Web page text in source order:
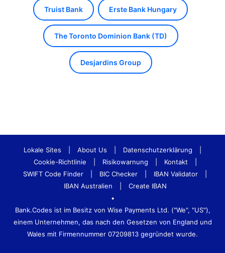
Truist Bank Erste Bank Hungary
The Toronto Dominion Bank (TD)
Desjardins Group
Lokale Sites About Us Datenschutzerklärung
Cookie-Richtlinie
Risikowarnung Kontakt
SWIFT Code Finder
BIC Checker IBAN Validator
IBAN Australien
Create IBAN
•
Bank.Codes ist im Besitz von Wise Payments Ltd. ("We", "US"),
einem Unternehmen, das nach den Gesetzen von England und
Wales mit Firmennummer 07209813 gegründet wurde.